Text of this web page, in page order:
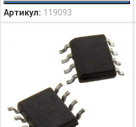
Артикул: 119093